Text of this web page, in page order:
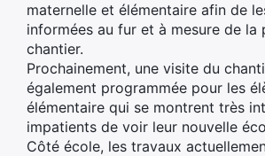
maternelle et élémentaire afin de
informées au fur et à mesure de la
chantier.
Prochainement, une visite du
également programmée pour les
élémentaire qui se montrent très
impatients de voir leur nouvelle
Côté école, les travaux